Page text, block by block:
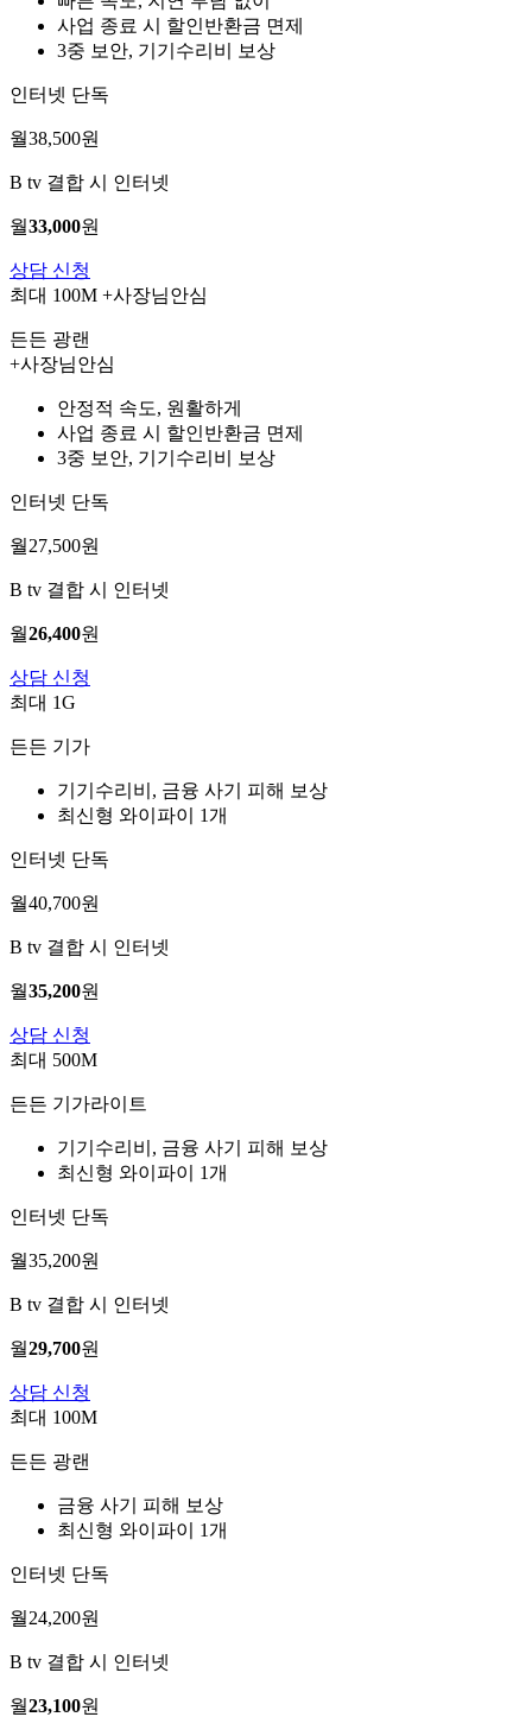
사업 종료 시 할인반환금 면제
3중 보안, 기기수리비 보상
인터넷 단독
월38,500원
B tv 결합 시 인터넷
월33,000원
상담 신청
최대 100M +사장님안심
든든 광랜
+사장님안심
안정적 속도, 원활하게
사업 종료 시 할인반환금 면제
3중 보안, 기기수리비 보상
인터넷 단독
월27,500원
B tv 결합 시 인터넷
월26,400원
상담 신청
최대 1G
든든 기가
기기수리비, 금융 사기 피해 보상
최신형 와이파이 1개
인터넷 단독
월40,700원
B tv 결합 시 인터넷
월35,200원
상담 신청
최대 500M
든든 기가라이트
기기수리비, 금융 사기 피해 보상
최신형 와이파이 1개
인터넷 단독
월35,200원
B tv 결합 시 인터넷
월29,700원
상담 신청
최대 100M
든든 광랜
금융 사기 피해 보상
최신형 와이파이 1개
인터넷 단독
월24,200원
B tv 결합 시 인터넷
월23,100원